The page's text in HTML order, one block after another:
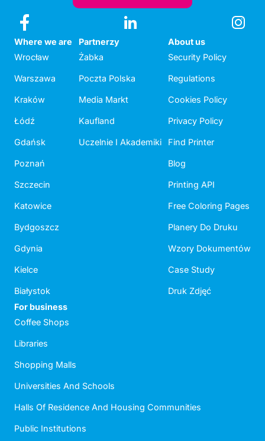
Where we are
Wrocław
Warszawa
Kraków
Łódź
Gdańsk
Poznań
Szczecin
Katowice
Bydgoszcz
Gdynia
Kielce
Białystok
Partnerzy
Żabka
Poczta Polska
Media Markt
Kaufland
Uczelnie I Akademiki
About us
Security Policy
Regulations
Cookies Policy
Privacy Policy
Find Printer
Blog
Printing API
Free Coloring Pages
Planery Do Druku
Wzory Dokumentów
Case Study
Druk Zdjęć
For business
Coffee Shops
Libraries
Shopping Malls
Universities And Schools
Halls Of Residence And Housing Communities
Public Institutions